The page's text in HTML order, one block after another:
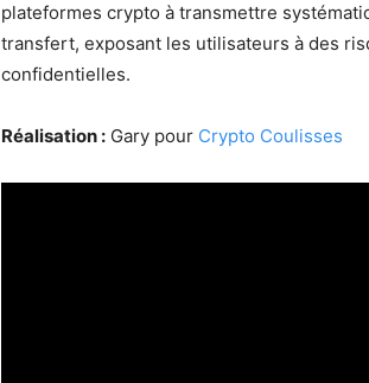
plateformes crypto à transmettre
transfert, exposant les utilisateurs à des
confidentielles.
Réalisation : Gary pour Crypto Coulisses